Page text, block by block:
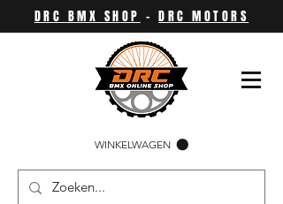
DRC BMX SHOP -DRC MOTORS
WINKELWAGEN